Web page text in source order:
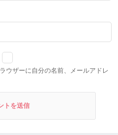
ウザーに自分の名前、メールアドレ